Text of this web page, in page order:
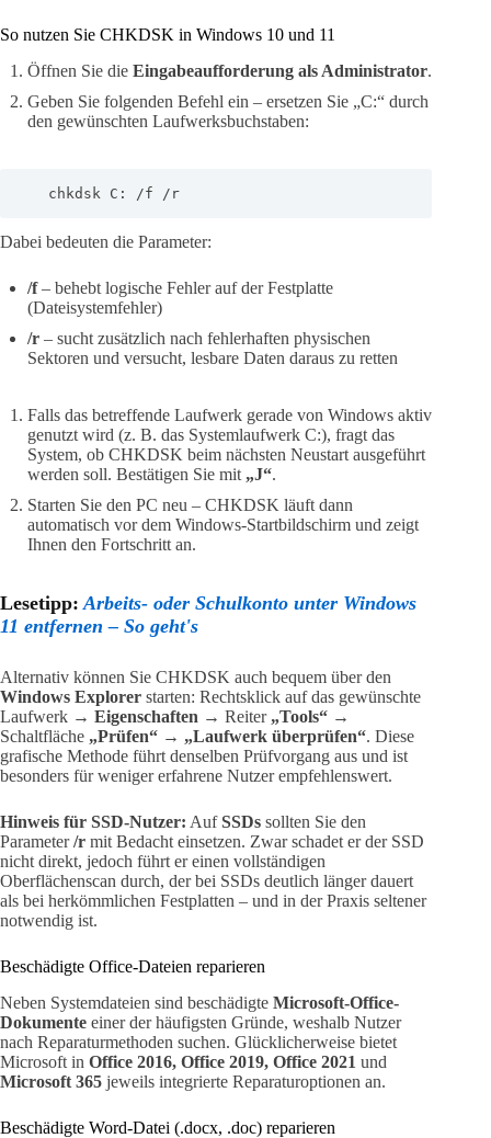
So nutzen Sie CHKDSK in Windows 10 und 11
Öffnen Sie die Eingabeaufforderung als Administrator.
Geben Sie folgenden Befehl ein – ersetzen Sie „C:“ durch
den gewünschten Laufwerksbuchstaben:
   chkdsk C: /f /r
Dabei bedeuten die Parameter:
/f– behebt logische Fehler auf der Festplatte
(Dateisystemfehler)
/r – sucht zusätzlich nach fehlerhaften physischen
Sektoren und versucht, lesbare Daten daraus zu retten
Falls das betreffende Laufwerk gerade von Windows aktiv
genutzt wird (z. B. das Systemlaufwerk C:), fragt das
System, ob CHKDSK beim nächsten Neustart ausgeführt
werden soll. Bestätigen Sie mit „J“.
Starten Sie den PC neu – CHKDSK läuft dann
automatisch vor dem Windows-Startbildschirm und zeigt
Ihnen den Fortschritt an.
Lesetipp: Arbeits- oder Schulkonto unter Windows
11 entfernen – So geht's
Alternativ können Sie CHKDSK auch bequem über den
Windows Explorer starten: Rechtsklick auf das gewünschte
Laufwerk → Eigenschaften → Reiter „Tools“ →
Schaltfläche „Prüfen“ → „Laufwerk überprüfen“. Diese
grafische Methode führt denselben Prüfvorgang aus und ist
besonders für weniger erfahrene Nutzer empfehlenswert.
Hinweis für SSD-Nutzer: AufSSDs sollten Sie den
Parameter/r mit Bedacht einsetzen. Zwar schadet er der SSD
nicht direkt, jedoch führt er einen vollständigen
Oberflächenscan durch, der bei SSDs deutlich länger dauert
als bei herkömmlichen Festplatten – und in der Praxis seltener
notwendig ist.
Beschädigte Office-Dateien reparieren
Neben Systemdateien sind beschädigte Microsoft-Office-
Dokumente einer der häufigsten Gründe, weshalb Nutzer
nach Reparaturmethoden suchen. Glücklicherweise bietet
Microsoft in Office 2016, Office 2019, Office 2021 und
Microsoft 365 jeweils integrierte Reparaturoptionen an.
Beschädigte Word-Datei (.docx, .doc) reparieren